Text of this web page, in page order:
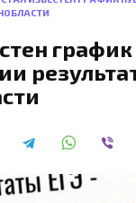
график